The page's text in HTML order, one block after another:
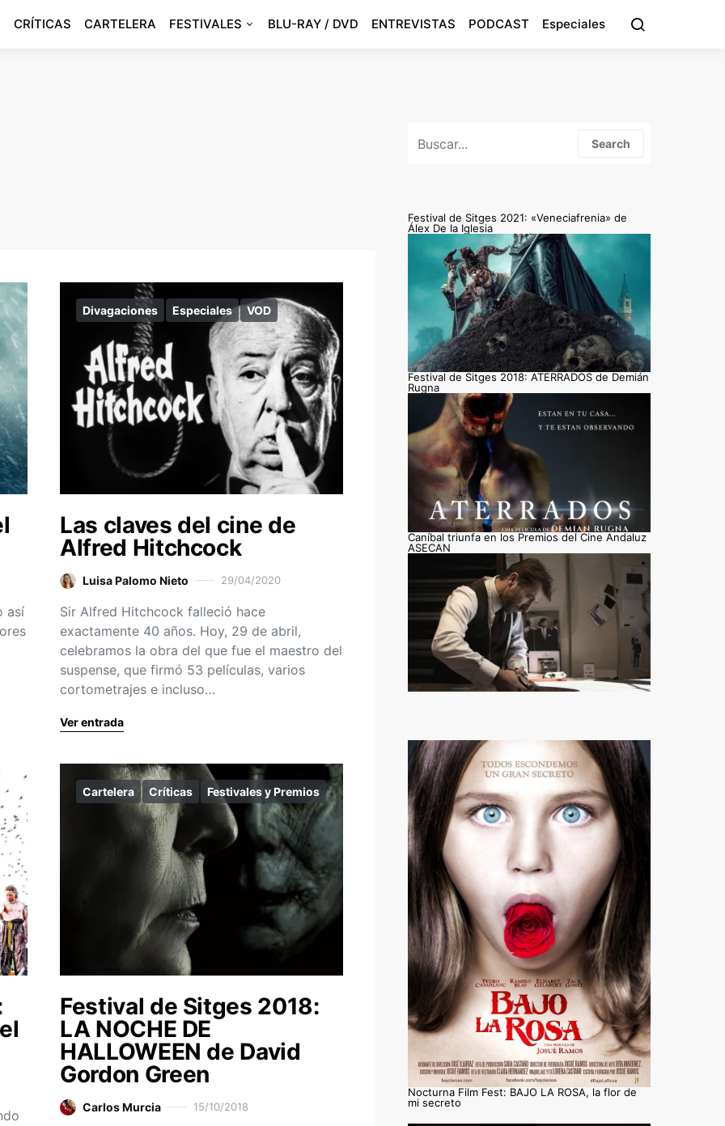
CRÍTICAS CARTELERA FESTIVALES BLU-RAY / DVD ENTREVISTAS PODCAST Especiales
así
Divagaciones Especiales VOD
Las claves del cine de
Alfred Hitchcock
Luisa Palomo Nieto 29/04/2020
Sir Alfred Hitchcock falleció hace
exactamente 40 años. Hoy, 29 de abril,
celebramos la obra del que fue el maestro del
suspense, que firmó 53 películas, varios
cortometrajes e incluso…
Ver entrada
Cartelera Críticas Festivales y Premios
Festival de Sitges 2018:
LA NOCHE DE
HALLOWEEN de David
Gordon Green
Carlos Murcia 15/10/2018
Search
Festival de Sitges 2021: «Veneciafrenia» de
Álex De la Iglesia
Festival de Sitges 2018: ATERRADOS de Demián
Rugna
Caníbal triunfa en los Premios del Cine Andaluz
ASECAN
Nocturna Film Fest: BAJO LA ROSA, la flor de
mi secreto